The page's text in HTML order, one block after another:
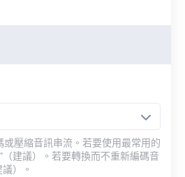
壓縮音訊串流。若要使用最常用的
建議）。若要轉換而不重新編碼音
）。